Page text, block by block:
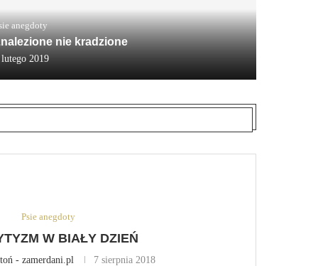
anegdoty
nie kradzione
2019
Psie anegdoty
W BIAŁY DZIEŃ
- zamerdani.pl 7 sierpnia 2018